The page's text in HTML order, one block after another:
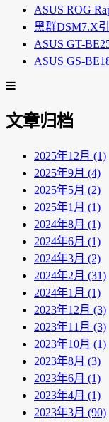
ASUS ROG
黑群DSM7.X
ASUS GT-
ASUS GS-
文章归档
2025年12月 (1)
2025年9月 (4)
2025年5月 (2)
2025年1月 (1)
2024年8月 (1)
2024年6月 (1)
2024年3月 (2)
2024年2月 (31)
2024年1月 (1)
2023年12月 (3)
2023年11月 (3)
2023年10月 (1)
2023年8月 (3)
2023年6月 (1)
2023年4月 (1)
2023年3月 (90)